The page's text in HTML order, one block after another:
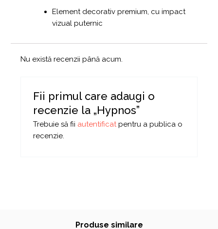
Element decorativ premium, cu impact
vizual puternic
Nu există recenzii până acum.
Fii primul care adaugi o
recenzie la „Hypnos”
Trebuie să fii autentificat pentru a publica o
recenzie.
Produse similare